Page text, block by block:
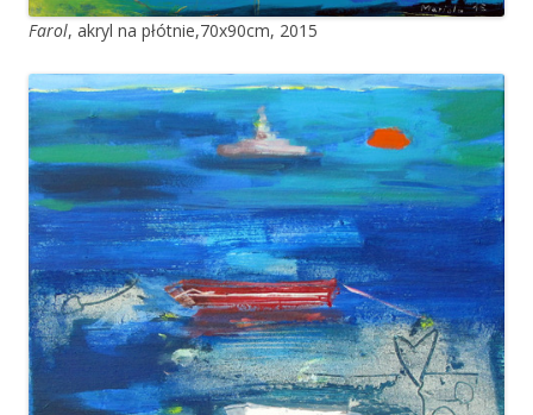
Farol, akryl na płótnie,70x90cm, 2015